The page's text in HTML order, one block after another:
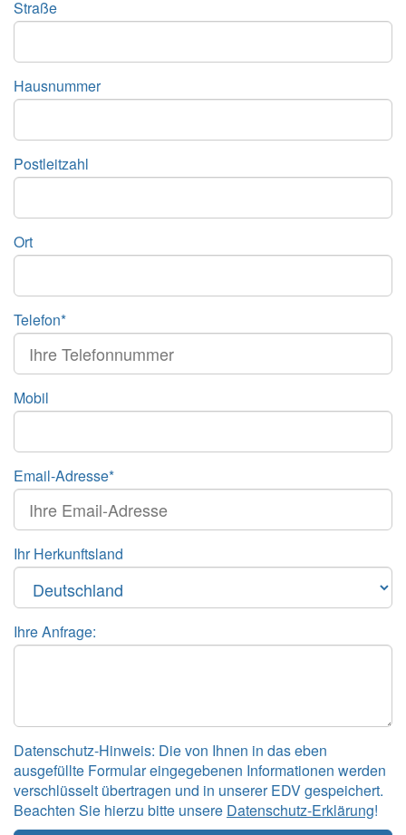
Straße
Hausnummer
Postleitzahl
Ort
Telefon*
Mobil
Email-Adresse*
Ihr Herkunftsland
Ihre Anfrage:
Datenschutz-Hinweis: Die von Ihnen in das eben
ausgefüllte Formular eingegebenen Informationen werden
verschlüsselt übertragen und in unserer EDV gespeichert.
Beachten Sie hierzu bitte unsere Datenschutz-Erklärung!